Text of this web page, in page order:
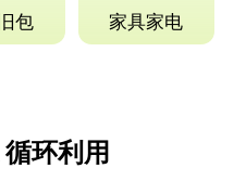
包 家具家电
环利用